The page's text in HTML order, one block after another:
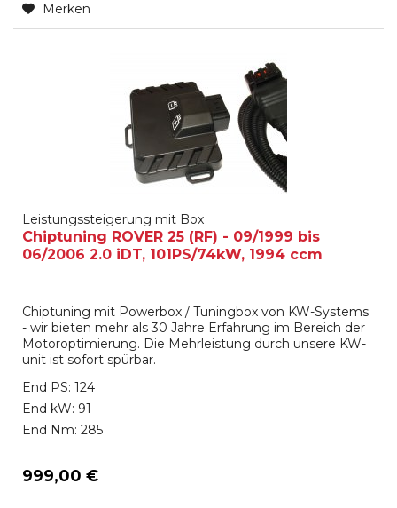
Merken
Leistungssteigerung mit Box
Chiptuning ROVER 25 (RF) - 09/1999 bis
06/2006 2.0 iDT, 101PS/74kW, 1994 ccm
Chiptuning mit Powerbox / Tuningbox von KW-Systems
- wir bieten mehr als 30 Jahre Erfahrung im Bereich der
Motoroptimierung. Die Mehrleistung durch unsere KW-
unit ist sofort spürbar.
End PS: 124
End kW: 91
End Nm: 285
999,00 €